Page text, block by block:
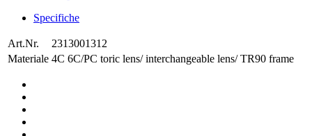
Specifiche
Art.Nr.
2313001312
Materiale 4C 6C/PC toric lens/ interchangeable lens/ TR90 frame